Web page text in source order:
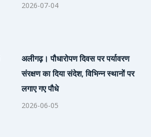
2026-07-04
अलीगढ़। पौधारोपण दिवस पर पर्यावरण
संरक्षण का दिया संदेश, विभिन्न स्थानों पर
लगाए गए पौधे
2026-06-05